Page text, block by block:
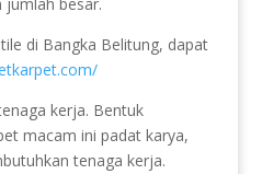
di Bangka Belitung, dapat
kerja. Bentuk
macam ini padat karya,
tenaga kerja.